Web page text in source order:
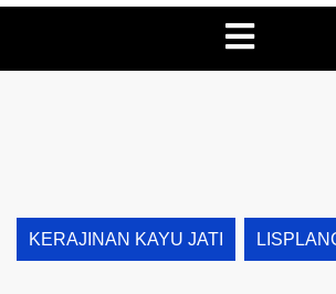
KERAJINAN KAYU JATI